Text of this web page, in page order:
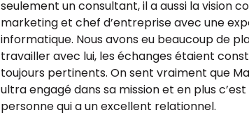
seulement un consultant, il a aussi la vision
marketing et chef d’entreprise avec une
informatique. Nous avons eu beaucoup de
travailler avec lui, les échanges étaient
toujours pertinents. On sent vraiment que
ultra engagé dans sa mission et en plus c’est
personne qui a un excellent relationnel.